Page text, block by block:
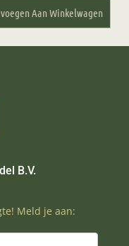
Aan Winkelwagen
B.V.
Meld je aan: